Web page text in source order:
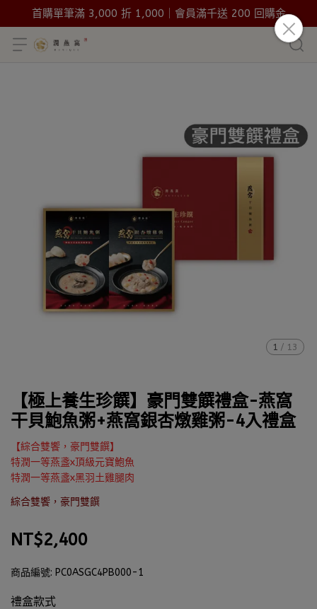
首購單筆滿 3,000 折 1,000｜會員滿千送 200 回購金
1 / 13
【極上養生珍饌】豪門雙饌禮盒-燕窩
干貝鮑魚粥+燕窩銀杏燉雞粥-4入禮盒
【綜合雙饗，豪門雙饌】
特潤一等燕盞x頂級元寶鮑魚
特潤一等燕盞x黑羽土雞腿肉
綜合雙饗，豪門雙饌
NT$2,400
商品編號: PC0ASGC4PB000-1
禮盒款式